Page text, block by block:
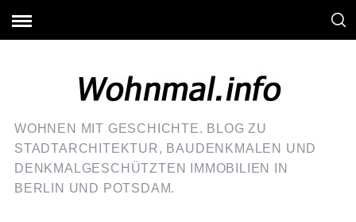
WOHNEN MIT GESCHICHTE. BLOG ZU
STADTARCHITEKTUR, BAUDENKMALEN UND
DENKMALGESCHÜTZTEN IMMOBILIEN IN
BERLIN UND POTSDAM.